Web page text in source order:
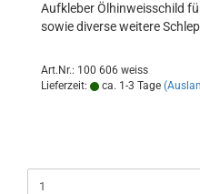
Aufkleber Ölhinweisschild
sowie diverse weitere
Art.Nr.: 100 606 weiss
Lieferzeit:
ca. 1-3 Tage